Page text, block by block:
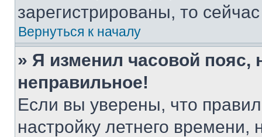
зарегистрированы, то
Вернуться к началу
» Я изменил часовой пояс,
неправильное!
Если вы уверены, что
настройку летнего